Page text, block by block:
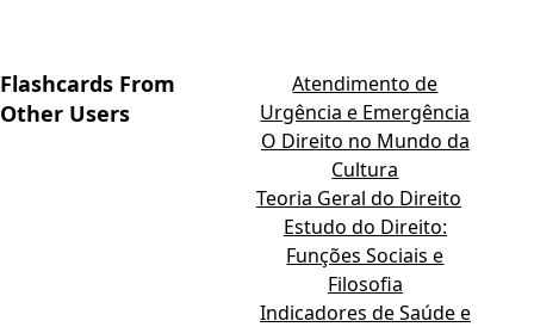
Flashcards From
Other Users
Atendimento de
Urgência e Emergência
O Direito no Mundo da
Cultura
Teoria Geral do Direito
Estudo do Direito:
Funções Sociais e
Filosofia
Indicadores de Saúde e